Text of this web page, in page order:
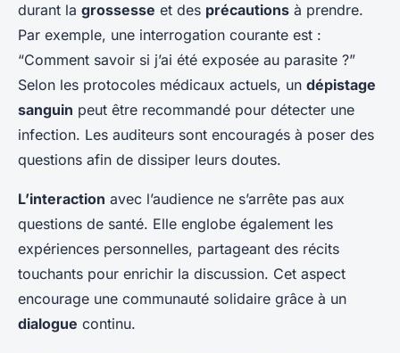
durant la grossesse et des précautions à prendre.
Par exemple, une interrogation courante est :
“Comment savoir si j’ai été exposée au parasite ?”
Selon les protocoles médicaux actuels, un dépistage
sanguin peut être recommandé pour détecter une
infection. Les auditeurs sont encouragés à poser des
questions afin de dissiper leurs doutes.
L’interaction avec l’audience ne s’arrête pas aux
questions de santé. Elle englobe également les
expériences personnelles, partageant des récits
touchants pour enrichir la discussion. Cet aspect
encourage une communauté solidaire grâce à un
dialogue continu.